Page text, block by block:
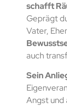
schafft
Geprägt
Vater,
auch
Sein
Angst und